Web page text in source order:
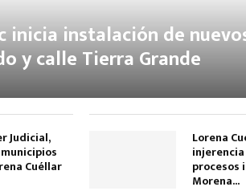
inicia instalación de
y calle Tierra Grande
Judicial,
municipios
Cuéllar
Lorena
procesos
Morena...